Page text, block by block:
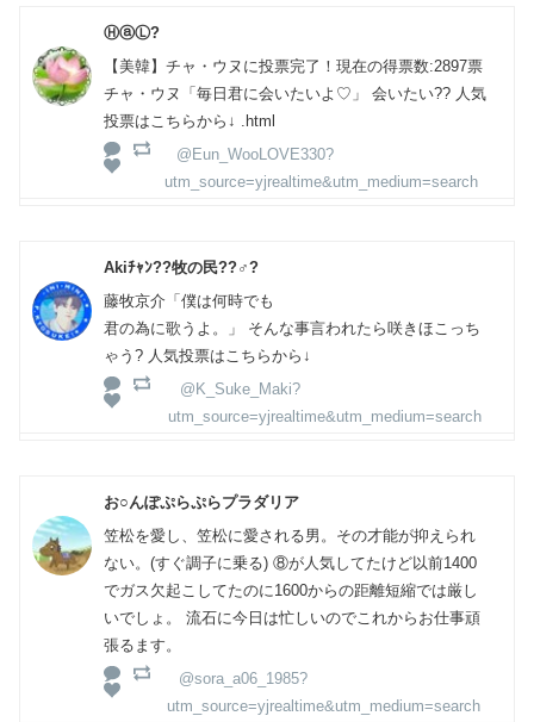
ⒽⓐⓁ?
【美韓】チャ・ウヌに投票完了！現在の得票数:2897票
チャ・ウヌ「毎日君に会いたいよ♡」 会いたい?? 人気
投票はこちらから↓ .html
@Eun_WooLOVE330?
utm_source=yjrealtime&utm_medium=search
Akiﾁｬﾝ??牧の民??‍♂️?
藤牧京介「僕は何時でも
君の為に歌うよ。」 そんな事言われたら咲きほこっち
ゃう? 人気投票はこちらから↓
@K_Suke_Maki?
utm_source=yjrealtime&utm_medium=search
お○んぽぷらぷらプラダリア
笠松を愛し、笠松に愛される男。その才能が抑えられ
ない。(すぐ調子に乗る) ⑧が人気してたけど以前1400
でガス欠起こしてたのに1600からの距離短縮では厳し
いでしょ。 流石に今日は忙しいのでこれからお仕事頑
張るます。
@sora_a06_1985?
utm_source=yjrealtime&utm_medium=search